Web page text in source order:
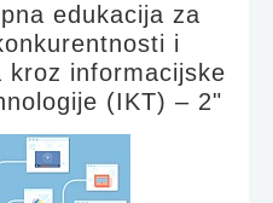
edukacija za
i
kroz informacijske
(IKT) – 2"